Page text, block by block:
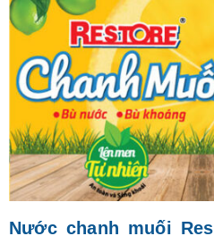
Nước chanh muối